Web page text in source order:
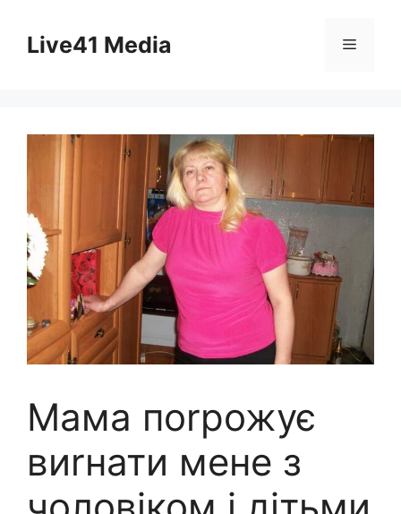
contentLive41 Media Menu
Мама поrрожує
виrнати мене з